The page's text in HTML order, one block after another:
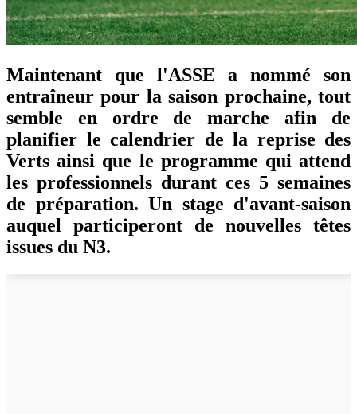
Maintenant que l'ASSE a nommé son
entraîneur pour la saison prochaine, tout
semble en ordre de marche afin de
planifier le calendrier de la reprise des
Verts ainsi que le programme qui attend
les professionnels durant ces 5 semaines
de préparation. Un stage d'avant-saison
auquel participeront de nouvelles têtes
issues du N3.